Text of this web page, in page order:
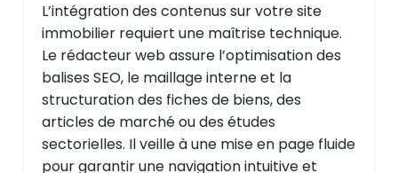
L’intégration des contenus sur votre site
immobilier requiert une maîtrise technique.
Le rédacteur web assure l’optimisation des
balises SEO, le maillage interne et la
structuration des fiches de biens, des
articles de marché ou des études
sectorielles. Il veille à une mise en page fluide
pour garantir une navigation intuitive et